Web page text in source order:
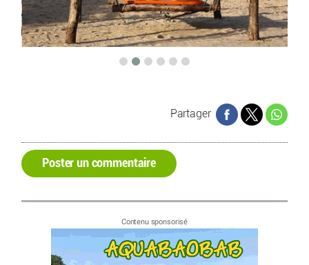
Partager
Poster un commentaire